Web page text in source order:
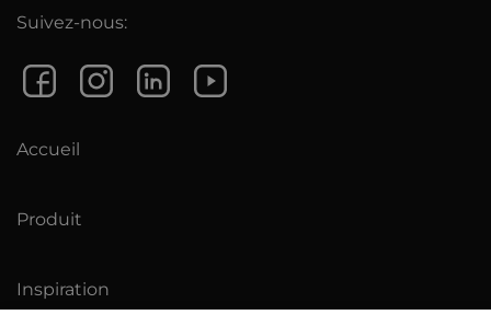
Suivez-nous:
Accueil
Produit
Inspiration